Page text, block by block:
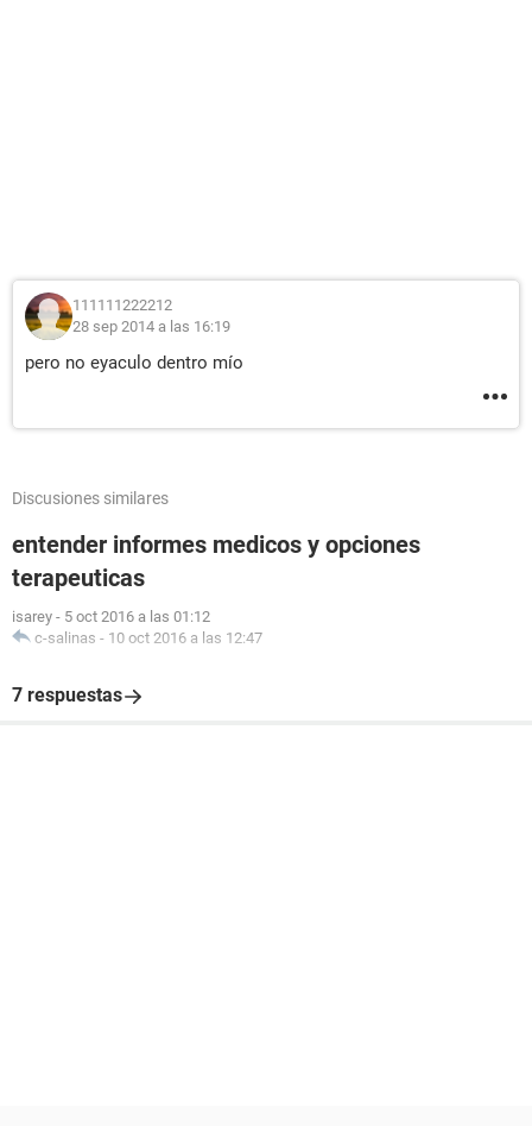
111111222212
28 sep 2014 a las 16:19
pero no eyaculo dentro mío
Discusiones similares
entender informes medicos y opciones
terapeuticas
isarey - 5 oct 2016 a las 01:12
c-salinas - 10 oct 2016 a las 12:47
7 respuestas